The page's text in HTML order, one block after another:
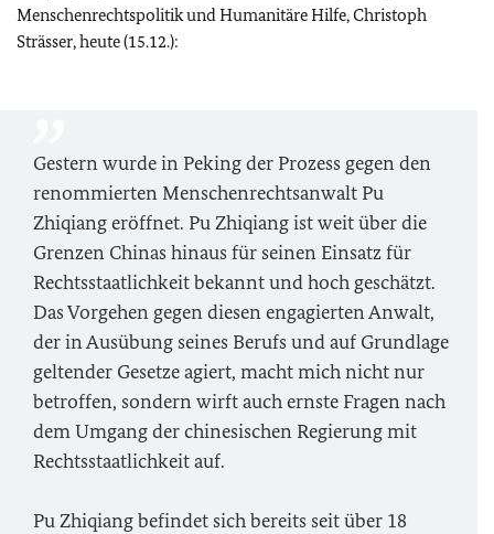
Menschenrechtspolitik und Humanitäre Hilfe, Christoph
Strässer, heute (15.12.):
Gestern wurde in Peking der Prozess gegen den
renommierten Menschenrechtsanwalt Pu
Zhiqiang eröffnet. Pu Zhiqiang ist weit über die
Grenzen Chinas hinaus für seinen Einsatz für
Rechtsstaatlichkeit bekannt und hoch geschätzt.
Das Vorgehen gegen diesen engagierten Anwalt,
der in Ausübung seines Berufs und auf Grundlage
geltender Gesetze agiert, macht mich nicht nur
betroffen, sondern wirft auch ernste Fragen nach
dem Umgang der chinesischen Regierung mit
Rechtsstaatlichkeit auf.
Pu Zhiqiang befindet sich bereits seit über 18